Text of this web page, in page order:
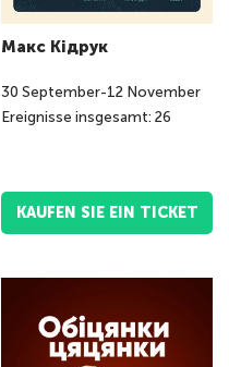
Макс Кідрук
30 September-12 November
Ereignisse insgesamt: 26
KAUFEN SIE EIN TICKET